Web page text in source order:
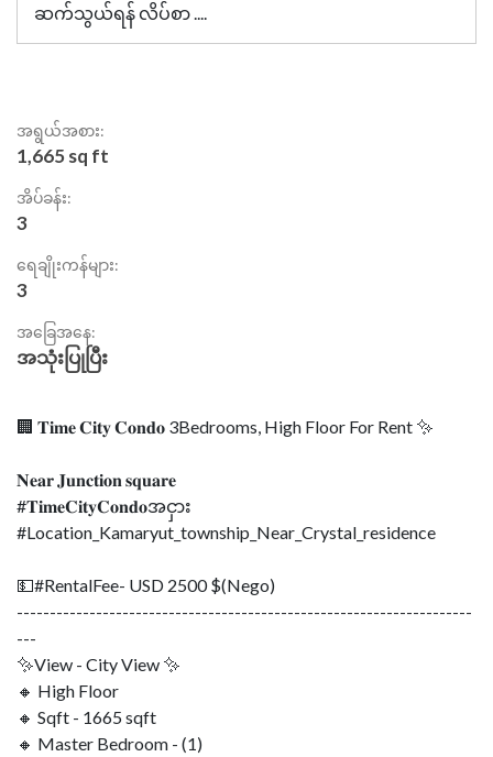
ဆက်သွယ်ရန် လိပ်စာ ....
အရွယ်အစား:
1,665 sq ft
အိပ်ခန်း:
3
ရေချိုးကန်များ:
3
အခြေအနေ:
အသုံးပြုပြီး
🏢 𝐓𝐢𝐦𝐞 𝐂𝐢𝐭𝐲 𝐂𝐨𝐧𝐝𝐨 3Bedrooms, High Floor For Rent ✨
𝐍𝐞𝐚𝐫 𝐉𝐮𝐧𝐜𝐭𝐢𝐨𝐧 𝐬𝐪𝐮𝐚𝐫𝐞
#𝐓𝐢𝐦𝐞𝐂𝐢𝐭𝐲𝐂𝐨𝐧𝐝𝐨အငှား
#Location_Kamaryut_township_Near_Crystal_residence
💵#RentalFee- USD 2500 $(Nego)
---------------------------------------------------------------------
---
✨View - City View ✨
🔸 High Floor
🔸 Sqft - 1665 sqft
🔸 Master Bedroom - (1)